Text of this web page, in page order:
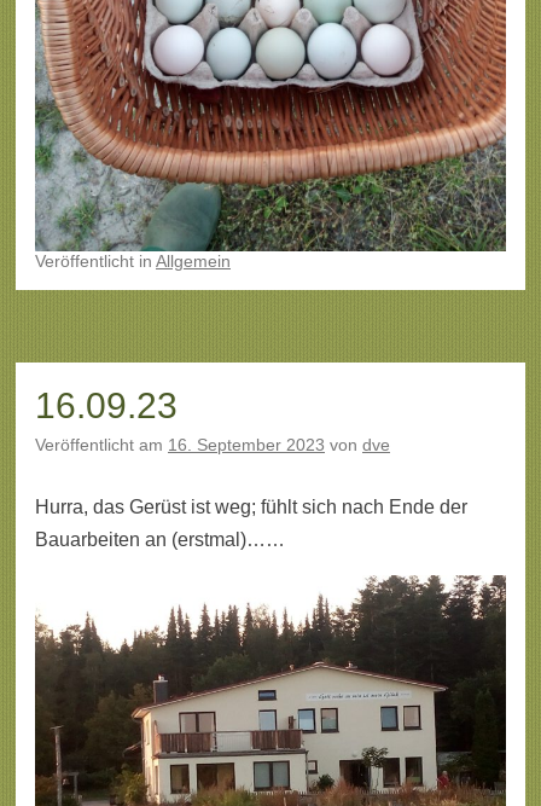
Veröffentlicht in Allgemein
16.09.23
Veröffentlicht am 16. September 2023 von dve
Hurra, das Gerüst ist weg; fühlt sich nach Ende der
Bauarbeiten an (erstmal)……